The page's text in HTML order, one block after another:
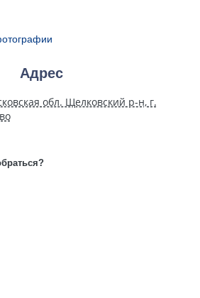
Адрес
обл. Щелковский р-н, г.